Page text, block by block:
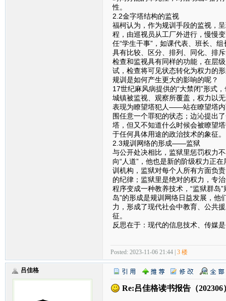
性。
2.2金字塔结构的监视
福柯认为，作为规训手段的监视，
程，由巡视员从工厂外进行，慢慢
任“学生干事”，如课代表、班长、
具有比较、区分、排列、同化、排
检查和监视具有同样的功能，在层
试，检查将可见状态转化为权力的
规训是如何产生更大的影响的呢？
17世纪麻风病提供的“大禁闭”形式
城镇被监视、观察所覆盖，权力以
表现为瞭望塔犯人——站在瞭望塔内
围任意一个罪犯的状态；边沁提出
塔，但又不知道什么时候会被瞭望
于任何具体用途的政治技术的象征。
2.3规训网络的形成——监狱
与公开处决相比，监狱里惩罚权力
向“人道”，他也是新的阶级权力正
训机构，监狱对每个人所有方面负
的纪律；监狱里是绝对的权力，专
程序变成一种教养技术，“监狱群岛
岛”的形成是规训网络日益发展，
力，形成了现代社会中教育、公共
征。
反思在于：现代的信息技术、传媒
Posted: 2023-11-06 21:44 | 3 楼
吕佳格
Re:吕佳格读书报告（